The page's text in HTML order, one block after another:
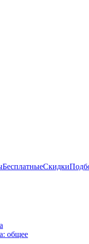
БесплатныеСкидки
общее